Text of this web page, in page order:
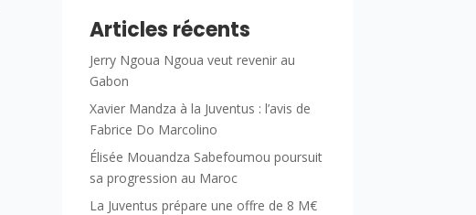
Articles récents
Jerry Ngoua Ngoua veut revenir au
Gabon
Xavier Mandza à la Juventus : l’avis de
Fabrice Do Marcolino
Élisée Mouandza Sabefoumou poursuit
sa progression au Maroc
La Juventus prépare une offre de 8 M€